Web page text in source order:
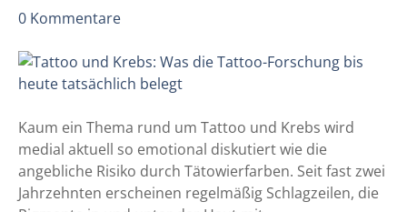
M
s
c
i
n
e
n
0 Kommentarez
T
a
t
o
o
u
Kaum ein Thema rund um Tattoo und Krebs wird
medial aktuell so emotional diskutiert wie die
angebliche Risiko durch Tätowierfarben. Seit fast zwei
Jahrzehnten erscheinen regelmäßig Schlagzeilen, die